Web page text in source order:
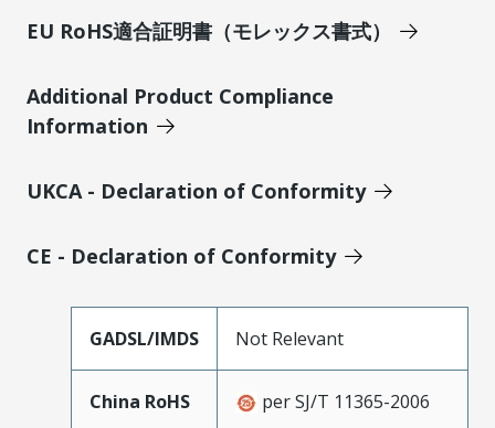
EU RoHS適合証明書（モレックス書式）
Additional Product Compliance
Information
UKCA - Declaration of Conformity
CE - Declaration of Conformity
GADSL/IMDS Not Relevant
China RoHS per SJ/T 11365-2006